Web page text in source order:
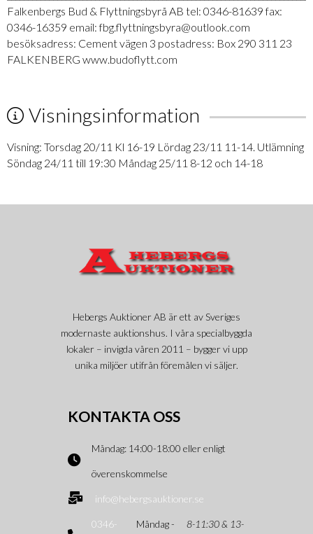
Falkenbergs Bud & Flyttningsbyrå AB tel: 0346-81639 fax:
0346-16359 email: fbg.flyttningsbyra@outlook.com
besöksadress: Cement vägen 3 postadress: Box 290 311 23
FALKENBERG www.budoflytt.com
Visningsinformation
Visning: Torsdag 20/11 Kl 16-19 Lördag 23/11 11-14. Utlämning
Söndag 24/11 till 19:30 Måndag 25/11 8-12 och 14-18
Hebergs Auktioner AB är ett av Sveriges
modernaste auktionshus. I våra specialbyggda
lokaler – invigda våren 2011 – bygger vi upp
unika miljöer utifrån föremålen vi säljer.
KONTAKTA OSS
Måndag: 14:00-18:00 eller enligt
överenskommelse
info@hebergsauktioner.se
0346- Måndag - 8-11:30 & 13-